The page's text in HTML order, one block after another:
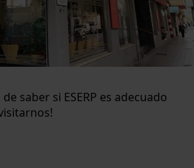
saber si ESERP es adecuado